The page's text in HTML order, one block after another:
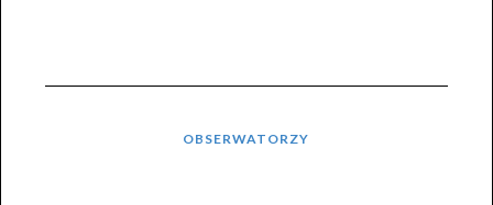
OBSERWATORZY